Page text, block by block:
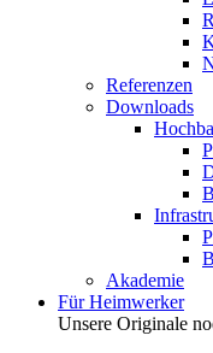
Referenzen
Downloads
Akademie
Für Heimwerker
Unsere Originale